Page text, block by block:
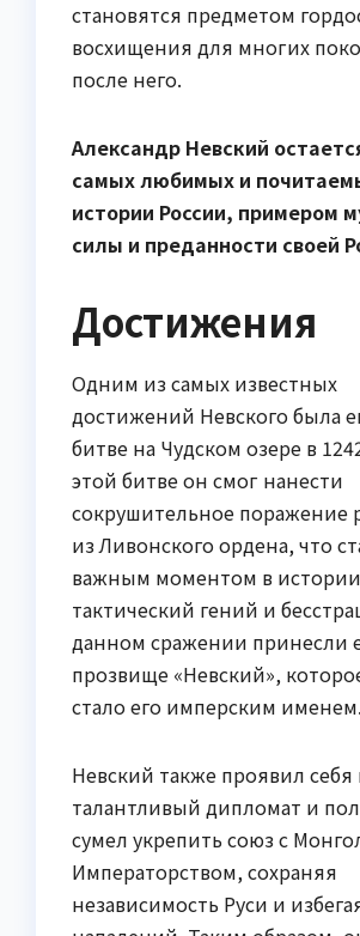
становятся предметом
восхищения для многих
после него.
Александр Невский
самых любимых и
истории России, примером
силы и преданности своей
Достижения
Одним из самых известных
достижений Невского была
битве на Чудском озере в
этой битве он смог нанести
сокрушительное поражение
из Ливонского ордена, что
важным моментом в истории
тактический гений и
данном сражении принесли
прозвище «Невский»,
стало его имперским именем.
Невский также проявил себя
талантливый дипломат и
сумел укрепить союз с
Императорством, сохраняя
независимость Руси и